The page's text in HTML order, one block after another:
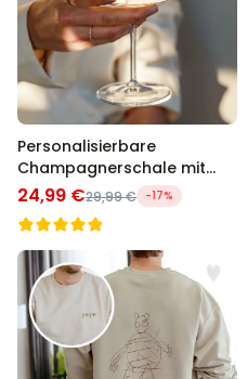
Personalisierbare
Champagnerschale mit
Text
24,99 €29,99 € -17%